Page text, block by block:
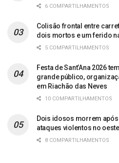
6 COMPARTILHAMENTOS
Colisão frontal entre
dois mortos e um ferido
5 COMPARTILHAMENTOS
Festa de Sant’Ana 2026
grande público,
em Riachão das Neves
10 COMPARTILHAMENTOS
Dois idosos morrem
ataques violentos no
8 COMPARTILHAMENTOS